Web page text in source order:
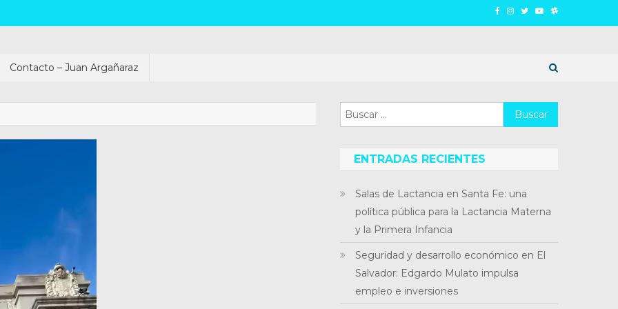
Contacto – Juan Argañaraz
Buscar:
ENTRADAS RECIENTES
Salas de Lactancia en Santa Fe: una
política pública para la Lactancia Materna
y la Primera Infancia
Seguridad y desarrollo económico en El
Salvador: Edgardo Mulato impulsa
empleo e inversiones